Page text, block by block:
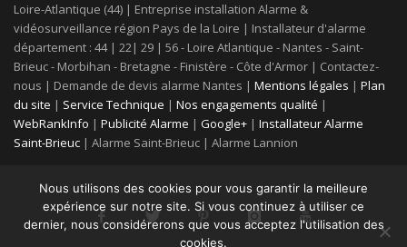
Loire-Atlantique (44) | Entreprise installation Alarme &
vidéosurveillance région Pays de la Loire | Installateur d'alarme
département : 44 | 22| 29 | 56 - Loire Atlantique - Nantes - Saint-
Brieuc - Morbihan - Bretagne - Finistère - Côte d'Armor | Contactez-
nous | Demande de devis alarme Nantes | Mentions légales | Plan
du site | Service Technique | Nos engagements qualité |
WebRankInfo | Publicité Alarme | Google+ | Installateur Alarme
Saint-Brieuc | Alarme Saint-Brieuc | Alarme Lannion
Nous utilisons des cookies pour vous garantir la meilleure
expérience sur notre site. Si vous continuez à utiliser ce
dernier, nous considérerons que vous acceptez l'utilisation des
cookies.